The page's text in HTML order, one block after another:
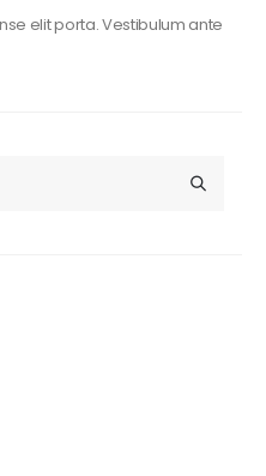
elit porta. Vestibulum ante